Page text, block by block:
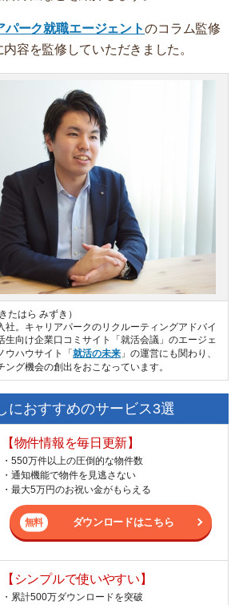
パーク就職エージェントのコラム監修
容を監修していただきました。
たはら みずき）
社。キャリアパークのリクルーティングアドバイ
生向け企業口コミサイト「就活会議」のエージェ
ウハウサイト「 就活の未来 」の運営にも関わり、
グ機会の創出をおこなっています。
におすすめのサービス3選
【物件情報を毎日更新】
・550万件以上の圧倒的な物件数
・通知機能で物件を見逃さない
・最大5万円のお祝い金がもらえる
ダウンロードはこちら
【シンプルで使いやすい】
・累計500万ダウンロードを突破